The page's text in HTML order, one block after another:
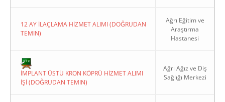
12 AY İLAÇLAMA HİZMET ALIMI (DOĞRUDAN
TEMIN)
Ağrı Eğitim ve
Araştırma
Hastanesi
İMPLANT ÜSTÜ KRON KÖPRÜ HİZMET ALIMI
İŞİ (DOĞRUDAN TEMIN)
Ağrı Ağız ve Diş
Sağlığı Merkezi